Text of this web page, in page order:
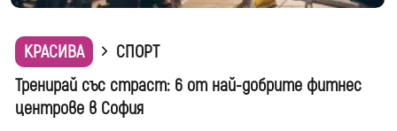
КРАСИВА
СПОРТ
Тренирай със страст: 6 от най-добрите фитнес
центрове в София